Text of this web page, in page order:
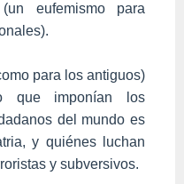
eufemismo para
para los antiguos)
que imponían los
del mundo es
y quiénes luchan
y subversivos.